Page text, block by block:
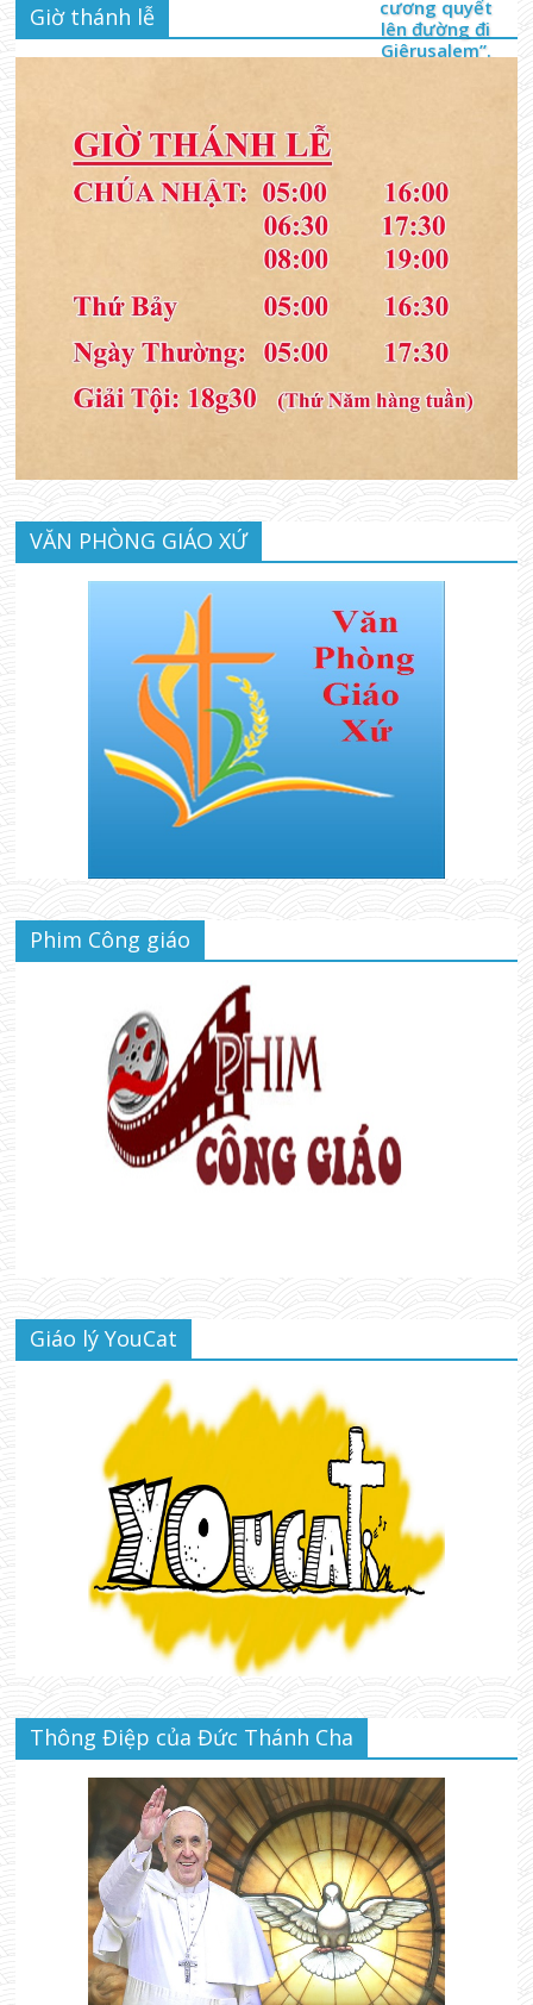
cương quyết
lên đường đi
Giêrusalem”.
Giờ thánh lễ
VĂN PHÒNG GIÁO XỨ
Phim Công giáo
Giáo lý YouCat
Thông Điệp của Đức Thánh Cha